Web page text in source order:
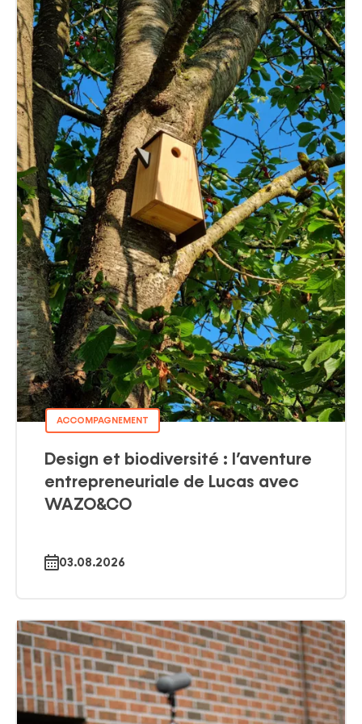
ACCOMPAGNEMENT
Design et biodiversité : l’aventure
entrepreneuriale de Lucas avec
WAZO&CO
03.08.2026